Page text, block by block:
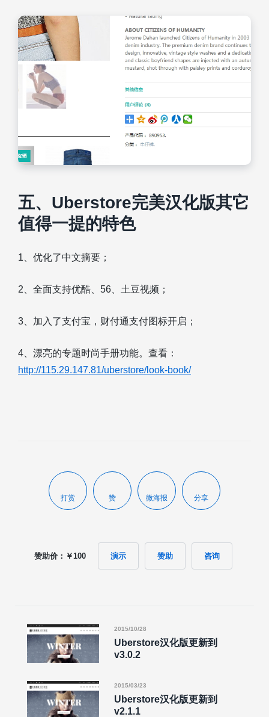
五、Uberstore完美汉化版其它
值得一提的特色
1、优化了中文摘要；
2、全面支持优酷、56、土豆视频；
3、加入了支付宝，财付通支付图标开启；
4、漂亮的专题时尚手册功能。查看：
http://115.29.147.81/uberstore/look-book/
打赏 赞 微海报 分享
赞助价：￥100 演示 赞助 咨询
2015/10/28
Uberstore汉化版更新到
v3.0.2
2015/03/23
Uberstore汉化版更新到
v2.1.1